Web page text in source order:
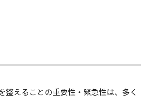
えることの重要性・緊急性は、多く